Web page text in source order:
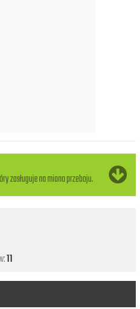
zasługuje na miano przeboju.
11